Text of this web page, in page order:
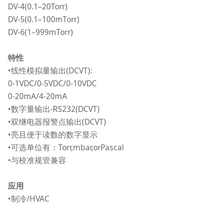
DV-4(0.1–20Torr)
DV-5(0.1–100mTorr)
DV-6(1–999mTorr)
特性
•线性模拟量输出(DCVT):
0-1VDC/0-5VDC/0-10VDC
0-20mA/4-20mA
•数字量输出-RS232(DCVT)
•双继电器报警点输出(DCVT)
•亮且便于读数的数字显示
•可选单位有：Torr,mbar,orPascal
•与校准规管兼容
应用
•制冷/HVAC